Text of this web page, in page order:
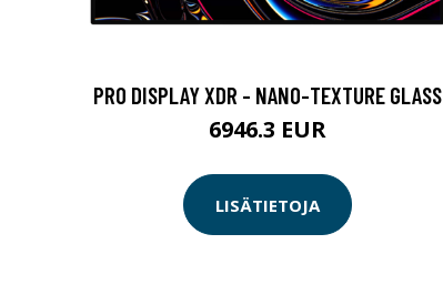
PRO DISPLAY XDR - NANO-TEXTURE GLASS
6946.3 EUR
LISÄTIETOJA